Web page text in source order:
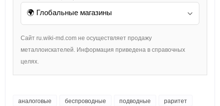
Сайт ru.wiki-md.com не осуществляет продажу
металлоискателей. Информация приведена в справочных
целях.
аналоговые беспроводные подводные
раритет